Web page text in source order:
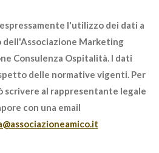
l'utilizzo dei dati a
dell'Associazione Marketing
Consulenza Ospitalità. I dati
delle normative vigenti. Per
scrivere al rappresentante legale
con una email